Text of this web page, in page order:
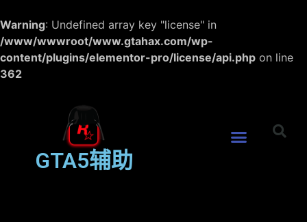
Warning: Undefined array key "license" in
/www/wwwroot/www.gtahax.com/wp-
content/plugins/elementor-pro/license/api.php on line
362
GTA5辅助